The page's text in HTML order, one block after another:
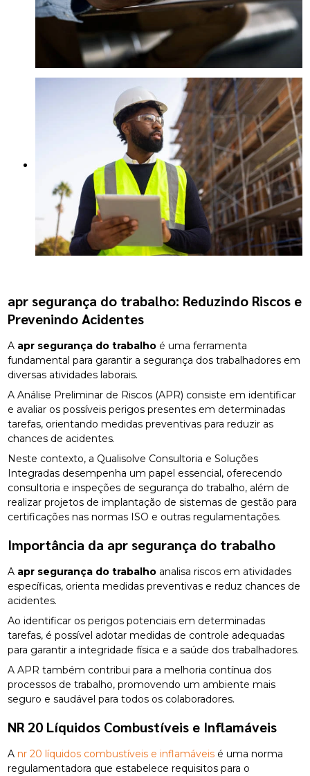
apr segurança do trabalho: Reduzindo Riscos e
Prevenindo Acidentes
A apr segurança do trabalho é uma ferramenta
fundamental para garantir a segurança dos trabalhadores em
diversas atividades laborais.
A Análise Preliminar de Riscos (APR) consiste em identificar
e avaliar os possíveis perigos presentes em determinadas
tarefas, orientando medidas preventivas para reduzir as
chances de acidentes.
Neste contexto, a Qualisolve Consultoria e Soluções
Integradas desempenha um papel essencial, oferecendo
consultoria e inspeções de segurança do trabalho, além de
realizar projetos de implantação de sistemas de gestão para
certificações nas normas ISO e outras regulamentações.
Importância da apr segurança do trabalho
A apr segurança do trabalho analisa riscos em atividades
específicas, orienta medidas preventivas e reduz chances de
acidentes.
Ao identificar os perigos potenciais em determinadas
tarefas, é possível adotar medidas de controle adequadas
para garantir a integridade física e a saúde dos trabalhadores.
A APR também contribui para a melhoria contínua dos
processos de trabalho, promovendo um ambiente mais
seguro e saudável para todos os colaboradores.
NR 20 Líquidos Combustíveis e Inflamáveis
A nr 20 líquidos combustíveis e inflamáveis é uma norma
regulamentadora que estabelece requisitos para o